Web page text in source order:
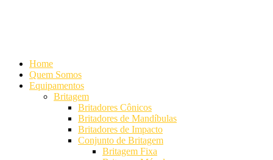
Home
Quem Somos
Equipamentos
Britagem
Britadores Cônicos
Britadores de Mandíbulas
Britadores de Impacto
Conjunto de Britagem
Britagem Fixa